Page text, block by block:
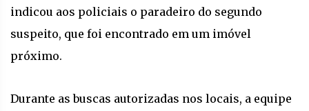
indicou aos policiais o paradeiro do segundo
suspeito, que foi encontrado em um imóvel
próximo.
Durante as buscas autorizadas nos locais, a equipe